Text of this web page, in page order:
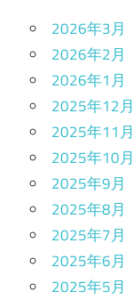
2026年3月
2026年2月
2026年1月
2025年12月
2025年11月
2025年10月
2025年9月
2025年8月
2025年7月
2025年6月
2025年5月